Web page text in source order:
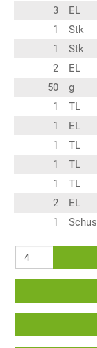
3
EL
1
Stk
1
Stk
2
EL
50
g
1
TL
1
EL
1
TL
1
TL
1
TL
2
EL
1